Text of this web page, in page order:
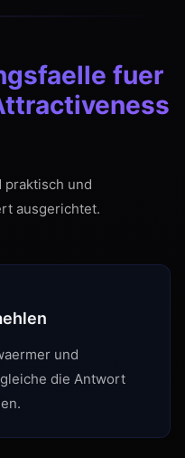
fuer
praktisch und
ausgerichtet.
und
die Antwort